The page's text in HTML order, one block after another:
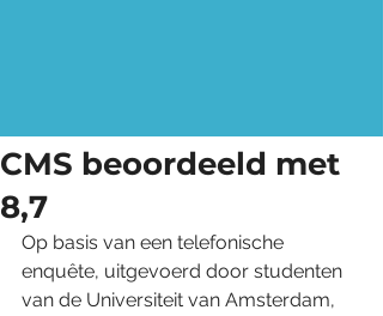
CMS beoordeeld met
8,7
Op basis van een telefonische
enquête, uitgevoerd door studenten
van de Universiteit van Amsterdam,